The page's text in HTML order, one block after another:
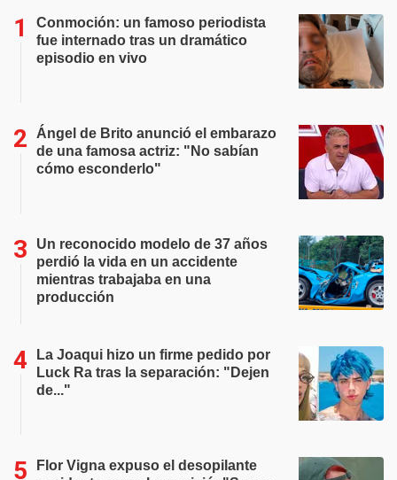
Conmoción: un famoso periodista
fue internado tras un dramático
episodio en vivo
Ángel de Brito anunció el embarazo
de una famosa actriz: "No sabían
cómo esconderlo"
Un reconocido modelo de 37 años
perdió la vida en un accidente
mientras trabajaba en una
producción
La Joaqui hizo un firme pedido por
Luck Ra tras la separación: "Dejen
de..."
Flor Vigna expuso el desopilante